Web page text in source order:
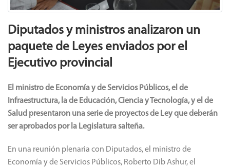
Diputados y ministros analizaron un
paquete de Leyes enviados por el
Ejecutivo provincial
El ministro de Economía y de Servicios Públicos, el de
Infraestructura, la de Educación, Ciencia y Tecnología, y el de
Salud presentaron una serie de proyectos de Ley que deberán
ser aprobados por la Legislatura salteña.
En una reunión plenaria con Diputados, el ministro de
Economía y de Servicios Públicos, Roberto Dib Ashur, el